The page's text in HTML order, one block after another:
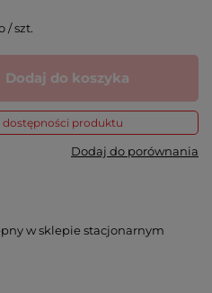
/szt.
Dodaj do koszyka
produktu
Dodaj do porównania
w sklepie stacjonarnym